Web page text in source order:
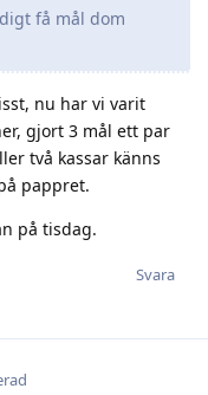
få mål dom
nu har vi varit
gjort 3 mål ett par
två kassar känns
pappret.
på tisdag.
Svara